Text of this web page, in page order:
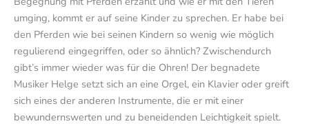
umging, kommt er auf seine Kinder zu sprechen. Er habe bei
den Pferden wie bei seinen Kindern so wenig wie möglich
regulierend eingegriffen, oder so ähnlich? Zwischendurch
gibt’s immer wieder was für die Ohren! Der begnadete
Musiker Helge setzt sich an eine Orgel, ein Klavier oder greift
sich eines der anderen Instrumente, die er mit einer
bewundernswerten und zu beneidenden Leichtigkeit spielt.